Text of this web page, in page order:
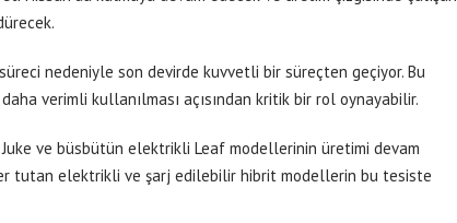
nedeniyle son devirde kuvvetli bir süreçten geçiyor. Bu
verimli kullanılması açısından kritik bir rol oynayabilir.
ve büsbütün elektrikli Leaf modellerinin üretimi devam
tutan elektrikli ve şarj edilebilir hibrit modellerin bu tesiste